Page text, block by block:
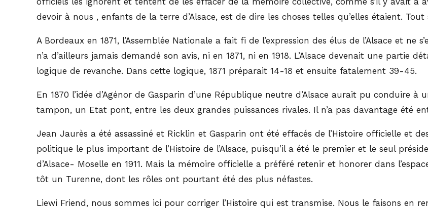
devoir à nous , enfants de la terre d’Alsace, est de dire les choses telles qu’elles étaient.
A Bordeaux en 1871, l’Assemblée Nationale a fait fi de l’expression des élus de l’Alsace et
n’a d’ailleurs jamais demandé son avis, ni en 1871, ni en 1918. L’Alsace devenait une partie
logique de revanche. Dans cette logique, 1871 préparait 14-18 et ensuite fatalement 39-45.
En 1870 l’idée d’Agénor de Gasparin d’une République neutre d’Alsace aurait pu conduire
tampon, un Etat pont, entre les deux grandes puissances rivales. Il n’a pas davantage été
Jean Jaurès a été assassiné et Ricklin et Gasparin ont été effacés de l’Histoire officielle et
politique le plus important de l’Histoire de l’Alsace, puisqu’il a été le premier et le seul
d’Alsace- Moselle en 1911. Mais la mémoire officielle a préféré retenir et honorer dans
tôt un Turenne, dont les rôles ont pourtant été des plus néfastes.
Liewi Friend, nous sommes ici pour corriger l’Histoire qui est transmise. Nous le faisons en